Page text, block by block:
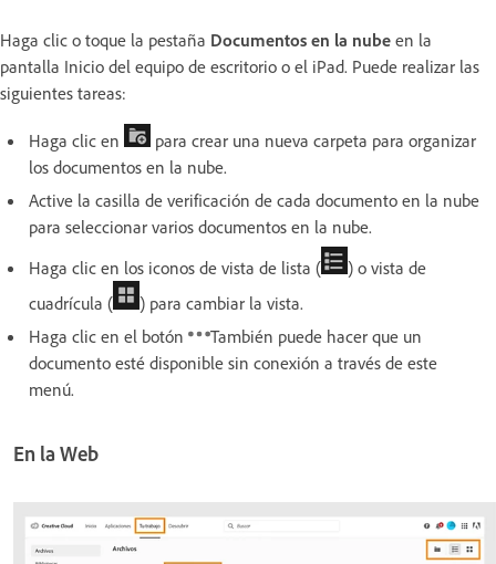
Haga clic o toque la pestaña Documentos en la nube en la
pantalla Inicio del equipo de escritorio o el iPad. Puede realizar las
siguientes tareas:
Haga clic en
para crear una nueva carpeta para organizar
los documentos en la nube.
Active la casilla de verificación de cada documento en la nube
para seleccionar varios documentos en la nube.
Haga clic en los iconos de vista de lista (
) o vista de
cuadrícula (
) para cambiar la vista.
Haga clic en el botón
También puede hacer que un
documento esté disponible sin conexión a través de este
menú.
En la Web